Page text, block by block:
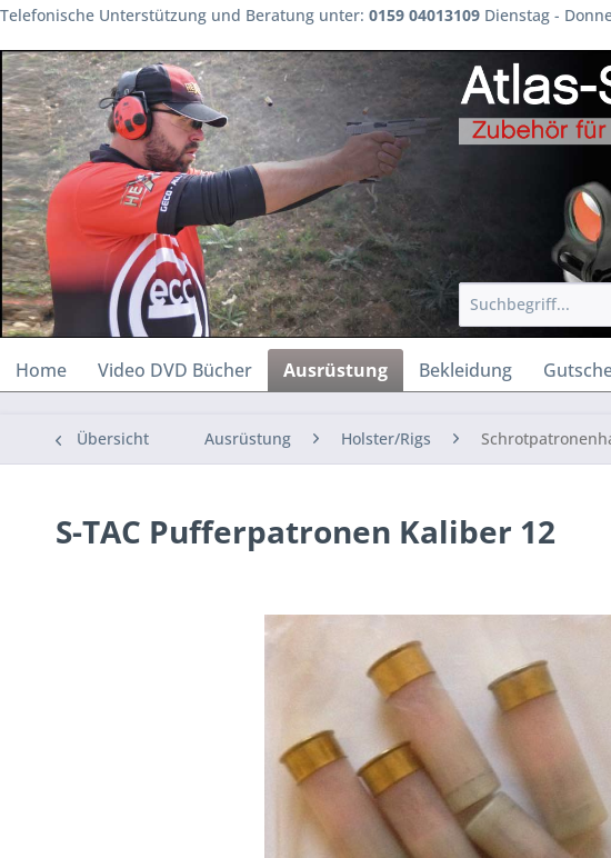
Telefonische Unterstützung und Beratung unter: 0159 04013109 Dienstag -
Home Video DVD Bücher Ausrüstung Bekleidung
Übersicht Ausrüstung Holster/Rigs
S-TAC Pufferpatronen Kaliber 12